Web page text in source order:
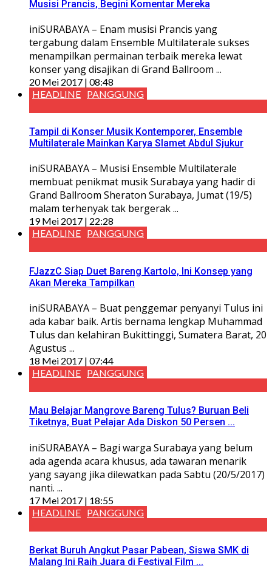
Musisi Prancis, Begini Komentar Mereka
iniSURABAYA – Enam musisi Prancis yang
tergabung dalam Ensemble Multilaterale sukses
menampilkan permainan terbaik mereka lewat
konser yang disajikan di Grand Ballroom ...
20 Mei 2017 | 08:48
HEADLINE PANGGUNG
Tampil di Konser Musik Kontemporer, Ensemble
Multilaterale Mainkan Karya Slamet Abdul Sjukur
iniSURABAYA – Musisi Ensemble Multilaterale
membuat penikmat musik Surabaya yang hadir di
Grand Ballroom Sheraton Surabaya, Jumat (19/5)
malam terhenyak tak bergerak ...
19 Mei 2017 | 22:28
HEADLINE PANGGUNG
FJazzC Siap Duet Bareng Kartolo, Ini Konsep yang
Akan Mereka Tampilkan
iniSURABAYA – Buat penggemar penyanyi Tulus ini
ada kabar baik. Artis bernama lengkap Muhammad
Tulus dan kelahiran Bukittinggi, Sumatera Barat, 20
Agustus ...
18 Mei 2017 | 07:44
HEADLINE PANGGUNG
Mau Belajar Mangrove Bareng Tulus? Buruan Beli
Tiketnya, Buat Pelajar Ada Diskon 50 Persen ...
iniSURABAYA – Bagi warga Surabaya yang belum
ada agenda acara khusus, ada tawaran menarik
yang sayang jika dilewatkan pada Sabtu (20/5/2017)
nanti. ...
17 Mei 2017 | 18:55
HEADLINE PANGGUNG
Berkat Buruh Angkut Pasar Pabean, Siswa SMK di
Malang Ini Raih Juara di Festival Film ...